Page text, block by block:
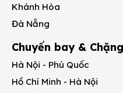
Khánh Hòa
Đà Nẵng
Chuyến bay &
Hà Nội - Phú Quốc
Hồ Chí Minh - Hà Nội